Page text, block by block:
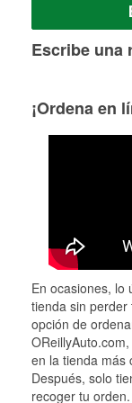
Escribe una
¡Ordena en
En ocasiones, lo
tienda sin
opción de
en la tienda más
Después, solo
recoger tu orden.